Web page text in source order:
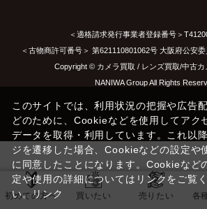
初めての方へ 買いたい 売りたい 各
＜適格請求発行事業者登録番号＞
＜古物商許可番号＞ 第621110801062号 大阪府公安
Copyright © カメラ買取 / レンズ買取/中古カ
NANIWA Group All Rights
このサイトでは、利用状況の把握や広告
どのために、Cookieなどを使用してアク
データを取得・利用しています。これ以
ジを遷移した場合、Cookieなどの設定や
に同意したことになります。Cookieなど
定や使用の詳細についてはリンクをご覧
い。リンク